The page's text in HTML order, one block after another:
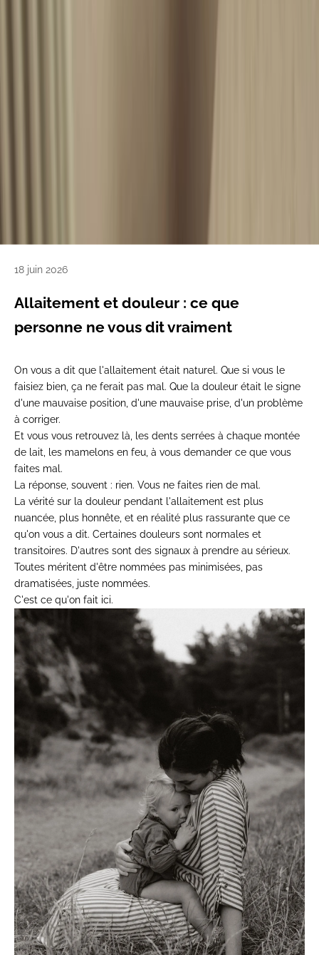
18 juin 2026
Allaitement et douleur : ce que
personne ne vous dit vraiment
On vous a dit que l'allaitement était naturel. Que si vous le
faisiez bien, ça ne ferait pas mal. Que la douleur était le signe
d'une mauvaise position, d'une mauvaise prise, d'un problème
à corriger.
Et vous vous retrouvez là, les dents serrées à chaque montée
de lait, les mamelons en feu, à vous demander ce que vous
faites mal.
La réponse, souvent : rien. Vous ne faites rien de mal.
La vérité sur la douleur pendant l'allaitement est plus
nuancée, plus honnête, et en réalité plus rassurante que ce
qu'on vous a dit. Certaines douleurs sont normales et
transitoires. D'autres sont des signaux à prendre au sérieux.
Toutes méritent d'être nommées pas minimisées, pas
dramatisées, juste nommées.
C'est ce qu'on fait ici.